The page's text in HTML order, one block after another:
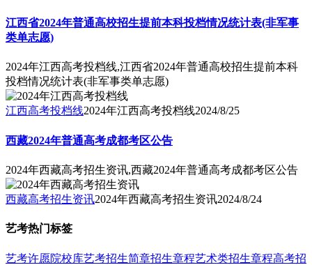
江西省2024年普通高校招生提前本科投档情况统计表(非军事
类单志愿)
2024年江西高考投档线,江西省2024年普通高校招生提前本科
投档情况统计表(非军事类单志愿)
江西高考投档线2024年江西高考投档线2024/8/25
西藏2024年普通高考成都考区公告
2024年西藏高考招生资讯,西藏2024年普通高考成都考区公告
西藏高考招生资讯2024年西藏高考招生资讯2024/8/24
艺考热门标签
艺考许愿院校库艺考招生简章招生章程艺术类招生章程高考招